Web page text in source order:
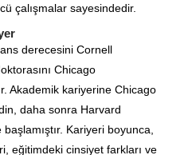
çalışmalar sayesindedir.
derecesini Cornell
Chicago
Akademik kariyerine Chicago
daha sonra Harvard
Kariyeri boyunca,
eğitimdeki cinsiyet farkları ve